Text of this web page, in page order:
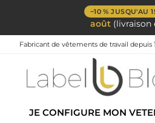
−10 % JUSQU'AU
août
Fabricant de vêtements de travail depuis
JE CONFIGURE MON